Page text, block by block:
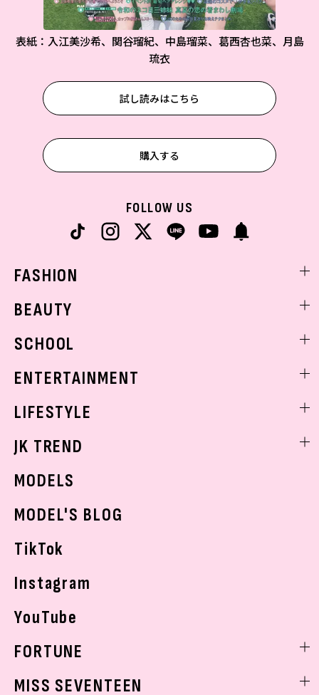
表紙：入江美沙希、関谷瑠紀、中島瑠菜、葛西杏也菜、月島
琉衣
試し読みはこちら
購入する
FOLLOW US
FASHION
着回し
BEAUTY
ベストコスメ
ボディケア
SCHOOL
学校ヘアメイク
ENTERTAINMENT
K-POP
LIFESTYLE
モデルの購入品
JK TREND
MODELS
MODEL'S BLOG
TikTok
Instagram
YouTube
FORTUNE
MISS SEVENTEEN